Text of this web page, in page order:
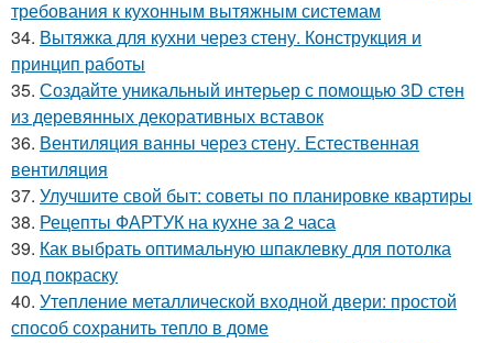
требования к кухонным вытяжным системам
34. Вытяжка для кухни через стену. Конструкция и
принцип работы
35. Создайте уникальный интерьер с помощью 3D стен
из деревянных декоративных вставок
36. Вентиляция ванны через стену. Естественная
вентиляция
37. Улучшите свой быт: советы по планировке квартиры
38. Рецепты ФАРТУК на кухне за 2 часа
39. Как выбрать оптимальную шпаклевку для потолка
под покраску
40. Утепление металлической входной двери: простой
способ сохранить тепло в доме